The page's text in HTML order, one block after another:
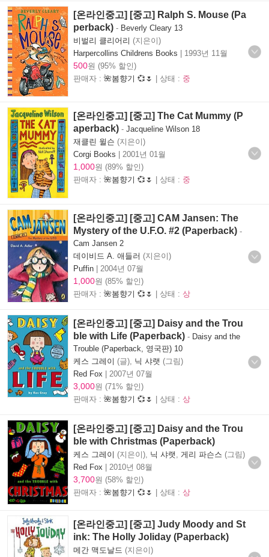
[온라인중고] [중고] Ralph S. Mouse (Pa
perback) - Beverly Cleary 13
비벌리 클리어리 (지은이)
Harpercollins Childrens Books | 1993년 11월
500원 (95% 할인)
판매자 : 🌺봄향기 💞🌷 | 상태 : 중
[온라인중고] [중고] The Cat Mummy (P
aperback) - Jacqueline Wilson 18
재클린 윌슨 (지은이)
Corgi Books | 2001년 01월
1,000원 (89% 할인)
판매자 : 🌺봄향기 💞🌷 | 상태 : 중
[온라인중고] [중고] CAM Jansen: The
Mystery of the U.F.O. #2 (Paperback) -
Cam Jansen 2
데이비드 A. 애들러 (지은이)
Puffin | 2004년 07월
1,000원 (85% 할인)
판매자 : 🌺봄향기 💞🌷 | 상태 : 상
[온라인중고] [중고] Daisy and the Trou
ble with Life (Paperback) - Daisy and the
Trouble (Paperback, 영국판) 10
케스 그레이 (글), 닉 샤랫 (그림)
Red Fox | 2007년 07월
3,000원 (71% 할인)
판매자 : 🌺봄향기 💞🌷 | 상태 : 상
[온라인중고] [중고] Daisy and the Trou
ble with Christmas (Paperback)
케스 그레이 (지은이), 닉 샤랫 게리 파슨스 (그림)
Red Fox | 2010년 08월
3,700원 (58% 할인)
판매자 : 🌺봄향기 💞🌷 | 상태 : 상
[온라인중고] [중고] Judy Moody and St
ink: The Holly Joliday (Paperback)
메간 맥도날드 (지은이)